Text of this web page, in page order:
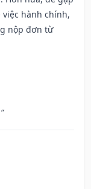
hành chính,
nộp đơn từ